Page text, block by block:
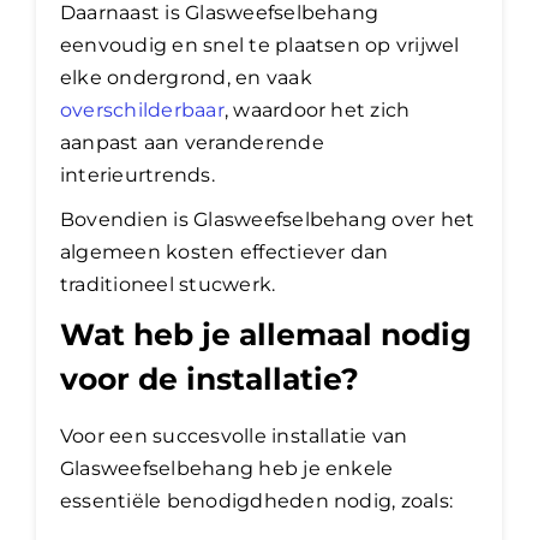
Daarnaast is Glasweefselbehang
eenvoudig en snel te plaatsen op vrijwel
elke ondergrond, en vaak
overschilderbaar, waardoor het zich
aanpast aan veranderende
interieurtrends.
Bovendien is Glasweefselbehang over het
algemeen kosten effectiever dan
traditioneel stucwerk.
Wat heb je allemaal nodig
voor de installatie?
Voor een succesvolle installatie van
Glasweefselbehang heb je enkele
essentiële benodigdheden nodig, zoals: